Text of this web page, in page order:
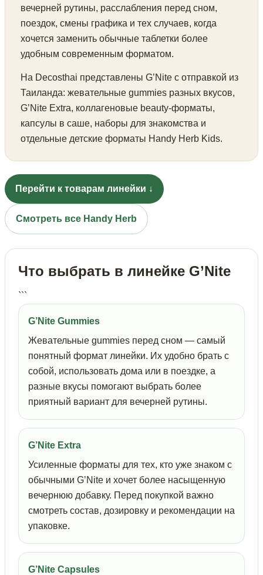
вечерней рутины, расслабления перед сном,
поездок, смены графика и тех случаев, когда
хочется заменить обычные таблетки более
удобным современным форматом.
На Decosthai представлены G’Nite с отправкой из
Таиланда: жевательные gummies разных вкусов,
G’Nite Extra, коллагеновые beauty-форматы,
капсулы в саше, наборы для знакомства и
отдельные детские форматы Handy Herb Kids.
Перейти к товарам линейки ↓
Смотреть все Handy Herb
Что выбрать в линейке G’Nite
```
G’Nite Gummies
Жевательные gummies перед сном — самый
понятный формат линейки. Их удобно брать с
собой, использовать дома или в поездке, а
разные вкусы помогают выбрать более
приятный вариант для вечерней рутины.
G’Nite Extra
Усиленные форматы для тех, кто уже знаком с
обычными G’Nite и хочет более насыщенную
вечернюю добавку. Перед покупкой важно
смотреть состав, дозировку и рекомендации на
упаковке.
G’Nite Capsules